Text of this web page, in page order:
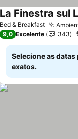
Bed & Breakfast
La Finestra sul
9,0 Excelente 343
Selecione as
exatos.